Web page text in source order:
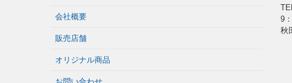
会社概要
販売店舗
オリジナル商品
9
秋